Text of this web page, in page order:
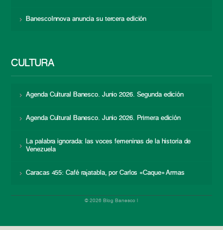
BanescoInnova anuncia su tercera edición
CULTURA
Agenda Cultural Banesco. Junio 2026. Segunda edición
Agenda Cultural Banesco. Junio 2026. Primera edición
La palabra ignorada: las voces femeninas de la historia de
Venezuela
Caracas 455: Café rajatabla, por Carlos «Caque» Armas
© 2026 Blog Banesco |